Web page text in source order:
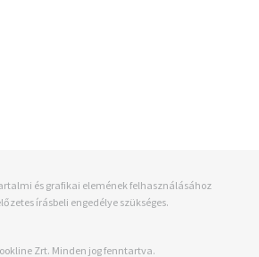
és grafikai elemének felhasználásához
írásbeli engedélye szükséges.
Zrt. Minden jog fenntartva.